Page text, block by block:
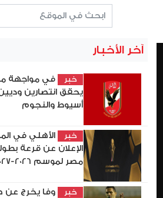
آخر الأخبار
خبر
في مواجهة
يحقق انتصارين
أسيوط والنجوم
خبر
الأهلي في
الإعلان عن قرعة
مصر لموسم 2026-2027
خبر
وفا يخرج عن